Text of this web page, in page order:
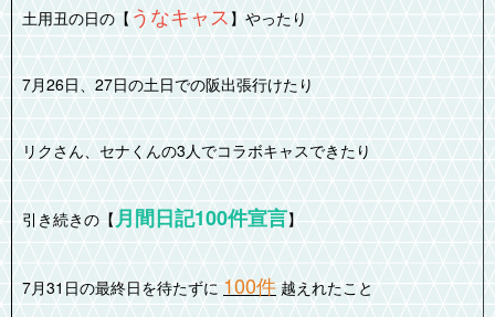
土用丑の日の【うなキャス 】やったり
7月26日、27日の土日での阪出張行けたり
リクさん、セナくんの3人でコラボキャスできたり
引き続きの【月間日記100件宣言】
7月31日の最終日を待たずに100件越えれたこと